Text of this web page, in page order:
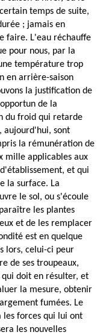
temps de suite,
; jamais en
faire. L'eau réchauffe
pour nous, par la
température trop
en arrière-saison
la justification de
de la
du froid qui retarde
aujourd'hui, sont
la rémunération de
mille applicables aux
et qui
la surface. La
le sol, ou s'écoule
les plantes
et de les remplacer
est en quelque
lors, celui-ci peur
de ses troupeaux,
doit en résulter, et
la mesure, obtenir
fumées. Le
les forces qui lui ont
les nouvelles